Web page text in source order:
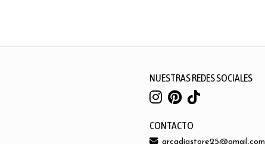
NUESTRAS REDES SOCIALES
CONTACTO
arcadiastore25@gmail.com